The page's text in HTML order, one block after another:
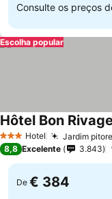
Consulte os preços
Escolha popular
3 EstrelasHotel Jardim
Hôtel Bon
8,8 Excelente 3.843
De € 384